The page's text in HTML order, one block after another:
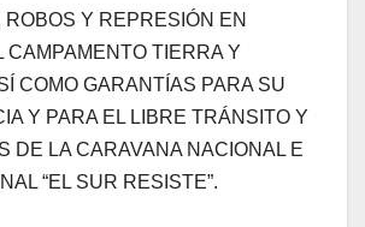
ROBOS Y REPRESIÓN EN
CAMPAMENTO TIERRA Y
COMO GARANTÍAS PARA SU
Y PARA EL LIBRE TRÁNSITO Y
DE LA CARAVANA NACIONAL E
“EL SUR RESISTE”.